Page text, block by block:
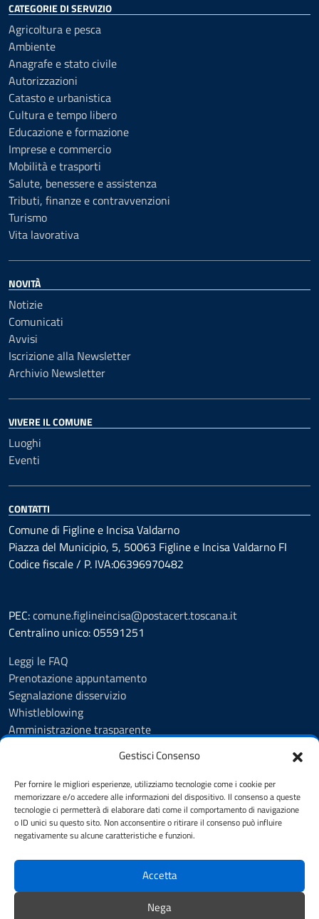
Gestisci Consenso
Per fornire le migliori esperienze, utilizziamo tecnologie come i cookie per
memorizzare e/o accedere alle informazioni del dispositivo. Il consenso a queste
tecnologie ci permetterà di elaborare dati come il comportamento di navigazione
o ID unici su questo sito. Non acconsentire o ritirare il consenso può influire
negativamente su alcune caratteristiche e funzioni.
Accetta
Nega
CATEGORIE DI SERVIZIO
Agricoltura e pesca
Ambiente
Anagrafe e stato civile
Autorizzazioni
Catasto e urbanistica
Cultura e tempo libero
Educazione e formazione
Imprese e commercio
Mobilità e trasporti
Salute, benessere e assistenza
Tributi, finanze e contravvenzioni
Turismo
Vita lavorativa
NOVITÀ
Notizie
Comunicati
Avvisi
Iscrizione alla Newsletter
Archivio Newsletter
VIVERE IL COMUNE
Luoghi
Eventi
CONTATTI
Comune di Figline e Incisa Valdarno
Piazza del Municipio, 5, 50063 Figline e Incisa Valdarno FI
Codice fiscale / P. IVA:06396970482
PEC:comune.figlineincisa@postacert.toscana.it
Centralino unico: 05591251
Leggi le FAQ
Prenotazione appuntamento
Segnalazione disservizio
Whistleblowing
Amministrazione trasparente
Albo Pretorio
Cookie Policy
Informativa privacy
Dichiarazione di accessibilità
SEGUICI SU